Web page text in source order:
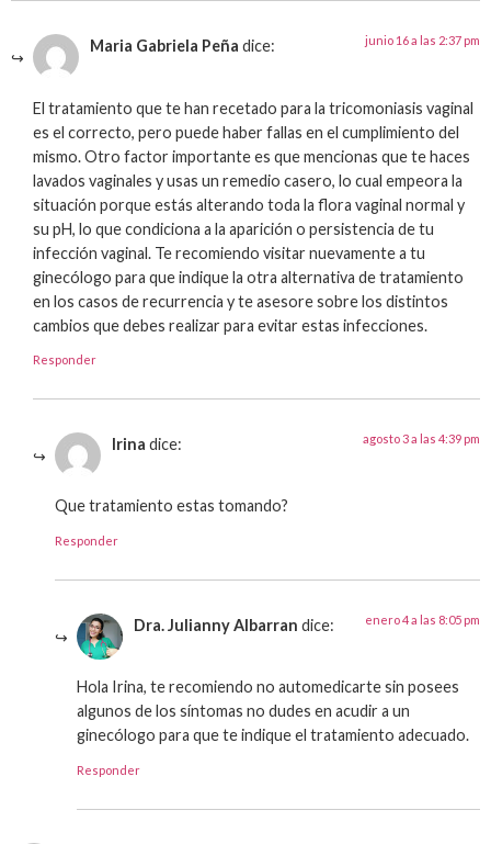
Maria Gabriela Peña dice: junio 16 a las 2:37 pm
El tratamiento que te han recetado para la tricomoniasis vaginal
es el correcto, pero puede haber fallas en el cumplimiento del
mismo. Otro factor importante es que mencionas que te haces
lavados vaginales y usas un remedio casero, lo cual empeora la
situación porque estás alterando toda la flora vaginal normal y
su pH, lo que condiciona a la aparición o persistencia de tu
infección vaginal. Te recomiendo visitar nuevamente a tu
ginecólogo para que indique la otra alternativa de tratamiento
en los casos de recurrencia y te asesore sobre los distintos
cambios que debes realizar para evitar estas infecciones.
Responder
Irina dice: agosto 3 a las 4:39 pm
Que tratamiento estas tomando?
Responder
Dra. Julianny Albarran dice: enero 4 a las 8:05 pm
Hola Irina, te recomiendo no automedicarte sin posees
algunos de los síntomas no dudes en acudir a un
ginecólogo para que te indique el tratamiento adecuado.
Responder